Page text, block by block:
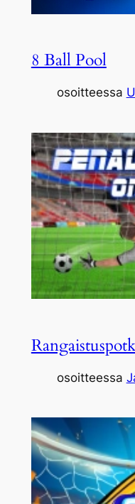
8 Ball Pool
osoitteessa
osoitteessa